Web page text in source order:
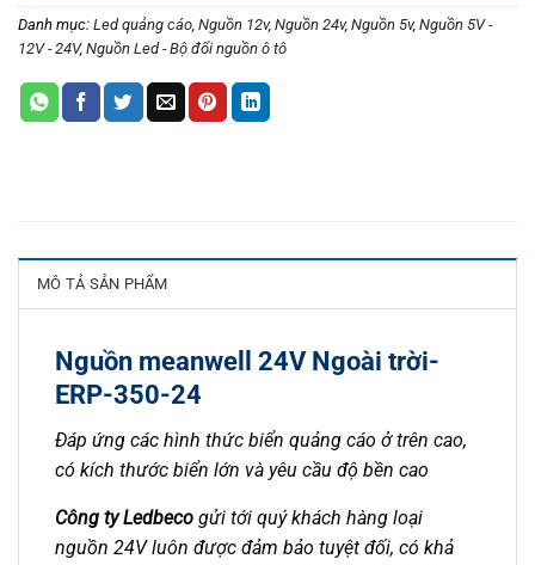
Danh mục: Led quảng cáo, Nguồn 12v, Nguồn 24v, Nguồn 5v, Nguồn 5V -
12V - 24V, Nguồn Led - Bộ đổi nguồn ô tô
MÔ TẢ SẢN PHẨM
Nguồn meanwell 24V Ngoài trời-
ERP-350-24
Đáp ứng các hình thức biển quảng cáo ở trên cao,
có kích thước biển lớn và yêu cầu độ bền cao
Công ty Ledbeco gửi tới quý khách hàng loại
nguồn 24V luôn được đảm bảo tuyệt đối, có khả